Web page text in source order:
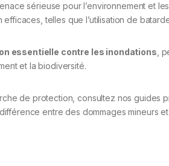
sérieuse pour l’environnement et
telles que l’utilisation de
essentielle contre les inondations ,
et la biodiversité.
de protection, consultez nos guides
entre des dommages mineurs